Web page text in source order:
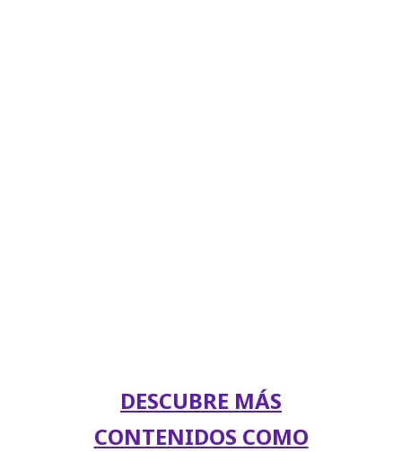
DESCUBRE MÁS
CONTENIDOS COMO